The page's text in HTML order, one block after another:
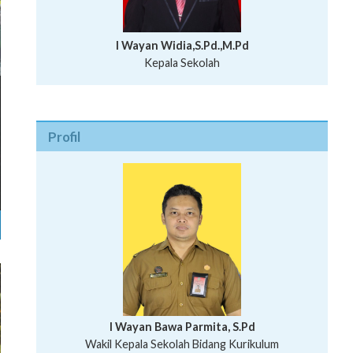
I Wayan Widia,S.Pd.,M.Pd
Kepala Sekolah
Profil
I Wayan Bawa Parmita, S.Pd
Wakil Kepala Sekolah Bidang Kurikulum
I Wayan Gede Aditya Pratita, S.Pd., M.Sn
Ni Wayan Nopi Sutantri, S.Pd.